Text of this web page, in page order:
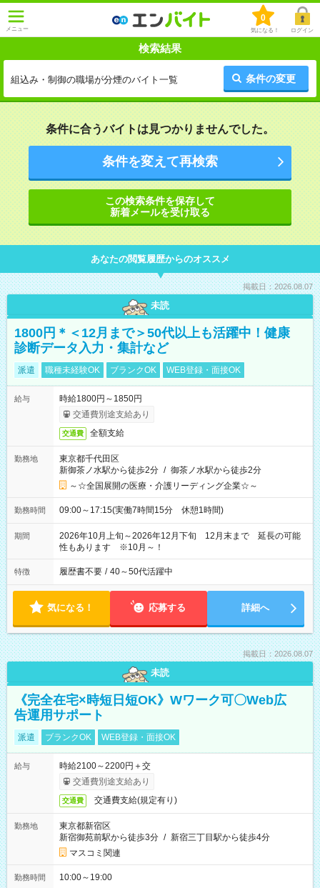
メニュー
0
気になる！ ログイン
検索結果
組込み・制御の職場が分煙のバイト一覧 条件の変更
条件に合うバイトは見つかりませんでした。
条件を変えて再検索
この検索条件を保存して
新着メールを受け取る
あなたの閲覧履歴からのオススメ
掲載日：2026.08.07
未読
1800円＊＜12月まで＞50代以上も活躍中！健康
診断データ入力・集計など
派遣 職種未経験OK ブランクOK WEB登録・面接OK
給与
時給1800円～1850円
交通費別途支給あり
交通費 全額支給
勤務地
東京都千代田区
新御茶ノ水駅から徒歩2分 / 御茶ノ水駅から徒歩2分
～☆全国展開の医療・介護リーディング企業☆～
勤務時間 09:00～17:15(実働7時間15分 休憩1時間)
期間
2026年10月上旬～2026年12月下旬 12月末まで 延長の可能
性もあります ※10月～！
特徴 履歴書不要 / 40～50代活躍中
気になる！ 応募する 詳細へ
掲載日：2026.08.07
未読
《完全在宅×時短日短OK》Wワーク可〇Web広
告運用サポート
派遣 ブランクOK WEB登録・面接OK
給与
時給2100～2200円＋交
交通費別途支給あり
交通費 交通費支給(規定有り)
勤務地
東京都新宿区
新宿御苑前駅から徒歩3分 / 新宿三丁目駅から徒歩4分
マスコミ関連
勤務時間 10:00～19:00